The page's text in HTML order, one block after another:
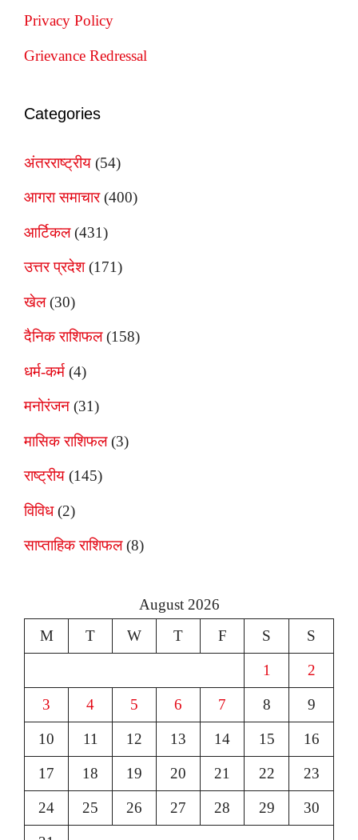
Privacy Policy
Grievance Redressal
Categories
अंतरराष्ट्रीय (54)
आगरा समाचार(400)
आर्टिकल(431)
उत्तर प्रदेश(171)
खेल(30)
दैनिक राशिफल(158)
धर्म-कर्म (4)
मनोरंजन (31)
मासिक राशिफल(3)
राष्ट्रीय (145)
विविध(2)
साप्ताहिक राशिफल(8)
August 2026
M
T W T F S S
1 2
3 4 5 6 7 8 9
10 11 12 13 14 15 16
17 18 19 20 21 22 23
24 25 26 27 28 29 30